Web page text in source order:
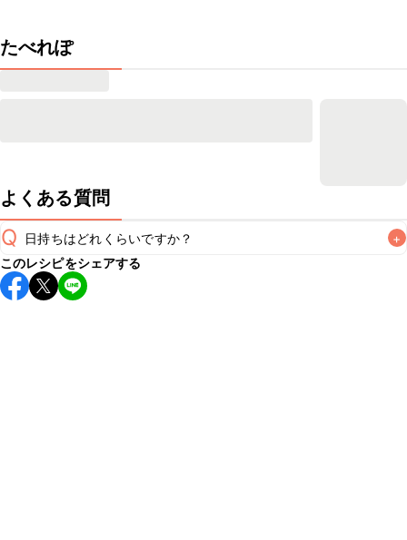
たべれぽ
よくある質問
Q 日持ちはどれくらいですか？ +
保存期間は冷蔵で当日中が目安です。なるべくお早めにお召
し上がりください。
このレシピをシェアする